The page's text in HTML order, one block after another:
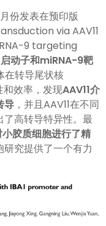
份发表在预印版
via AAV11
9 targeting
动子和miRNA-9靶
在转导尾状核
和效率，发现AAV11介
导 ，并且AAV11在不同
高转导特异性。最
胶质细胞进行了精
究提供了一个有力